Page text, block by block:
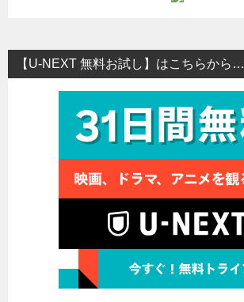
【U-NEXT 無料お試し】はこちらから…